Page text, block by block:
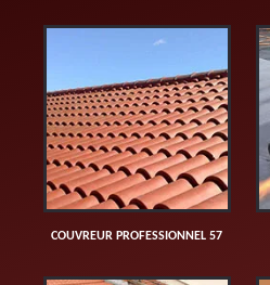
COUVREUR PROFESSIONNEL 57